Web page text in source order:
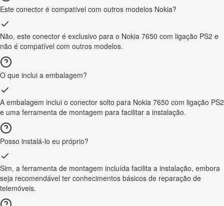
Este conector é compatível com outros modelos Nokia?
Não, este conector é exclusivo para o Nokia 7650 com ligação PS2 e
não é compatível com outros modelos.
O que inclui a embalagem?
A embalagem inclui o conector solto para Nokia 7650 com ligação PS2
e uma ferramenta de montagem para facilitar a instalação.
Posso instalá-lo eu próprio?
Sim, a ferramenta de montagem incluída facilita a instalação, embora
seja recomendável ter conhecimentos básicos de reparação de
telemóveis.